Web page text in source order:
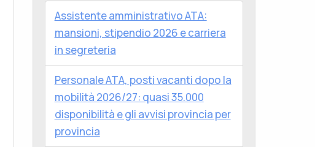
Assistente amministrativo ATA:
mansioni, stipendio 2026 e carriera
in segreteria
Personale ATA, posti vacanti dopo la
mobilità 2026/27: quasi 35.000
disponibilità e gli avvisi provincia per
provincia